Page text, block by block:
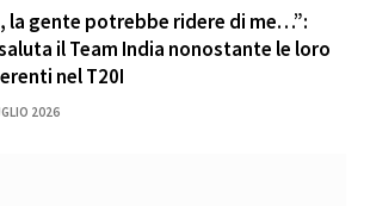
la gente potrebbe ridere di me…”:
il Team India nonostante le loro
nel T20I
2026